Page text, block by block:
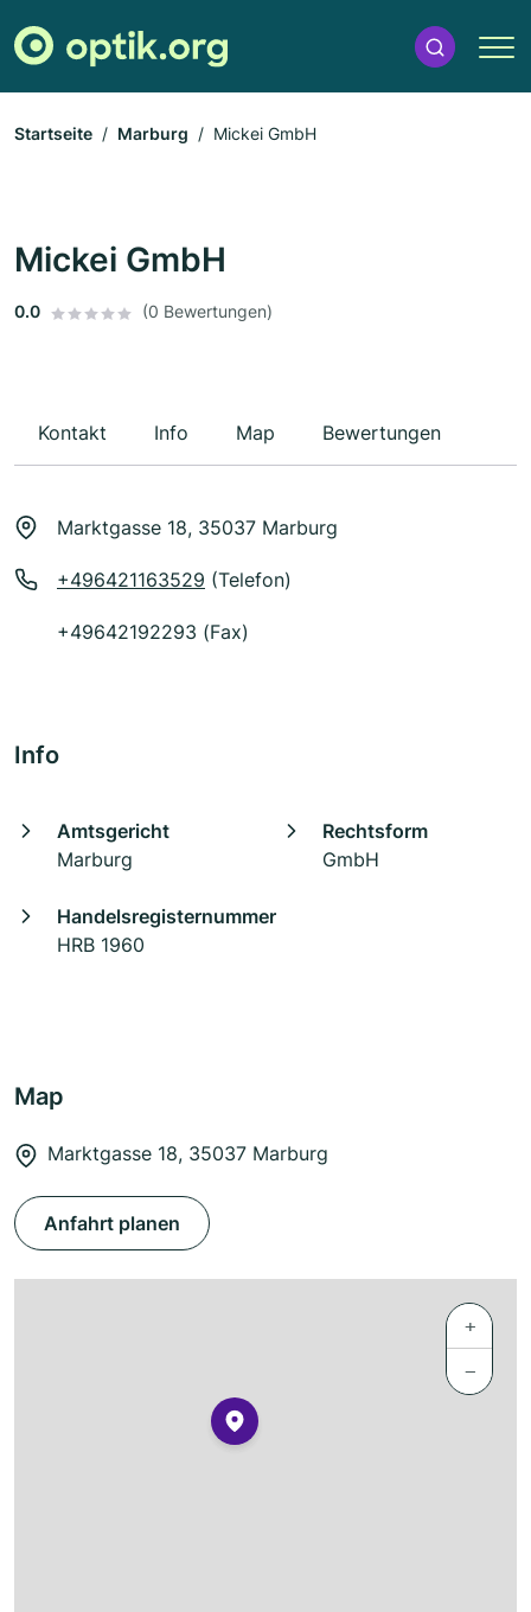
Startseite Marburg Mickei GmbH
Mickei GmbH
0.0 (0 Bewertungen)
Kontakt Info Map Bewertungen
Marktgasse 18, 35037 Marburg
+496421163529 (Telefon)
+49642192293 (Fax)
Info
Amtsgericht
Marburg
Rechtsform
GmbH
Handelsregisternummer
HRB 1960
Map
Marktgasse 18, 35037 Marburg
Anfahrt planen
+
−